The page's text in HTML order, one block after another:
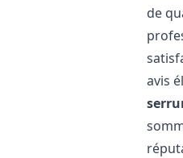
de
avis